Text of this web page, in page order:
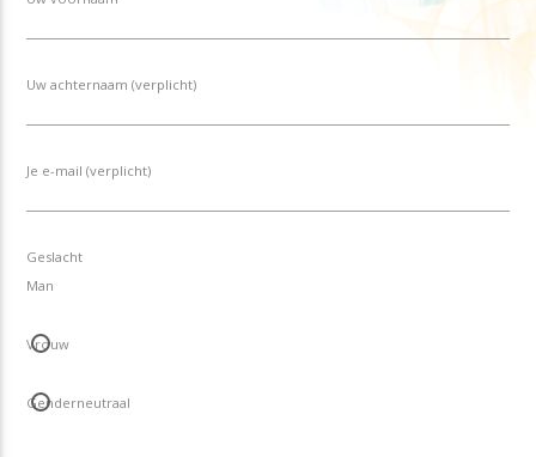
Uw achternaam (verplicht)
Je e-mail (verplicht)
Geslacht
Man
Vrouw
Genderneutraal